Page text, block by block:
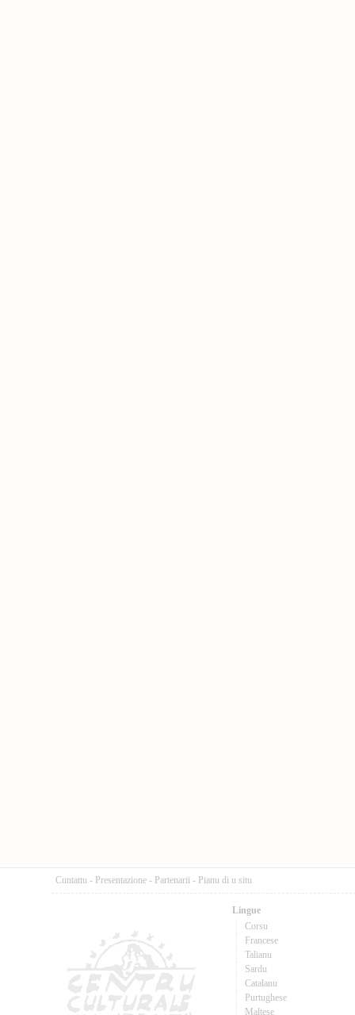
Cuntattu - Presentazione - Partenarii - Pianu di u situ
Lingue
Corsu
Francese
Talianu
Sardu
Catalanu
Purtughese
Maltese